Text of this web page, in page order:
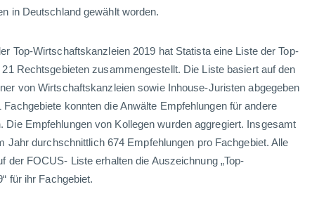
in Deutschland gewählt worden.
Top-Wirtschaftskanzleien 2019 hat Statista eine Liste der Top-
Rechtsgebieten zusammengestellt. Die Liste basiert auf den
von Wirtschaftskanzleien sowie Inhouse-Juristen abgegeben
Fachgebiete konnten die Anwälte Empfehlungen für andere
Die Empfehlungen von Kollegen wurden aggregiert. Insgesamt
Jahr durchschnittlich 674 Empfehlungen pro Fachgebiet. Alle
der FOCUS- Liste erhalten die Auszeichnung „Top-
für ihr Fachgebiet.